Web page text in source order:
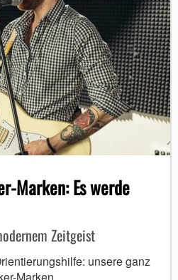
Marken: Es werde
Zeitgeist
unsere ganz